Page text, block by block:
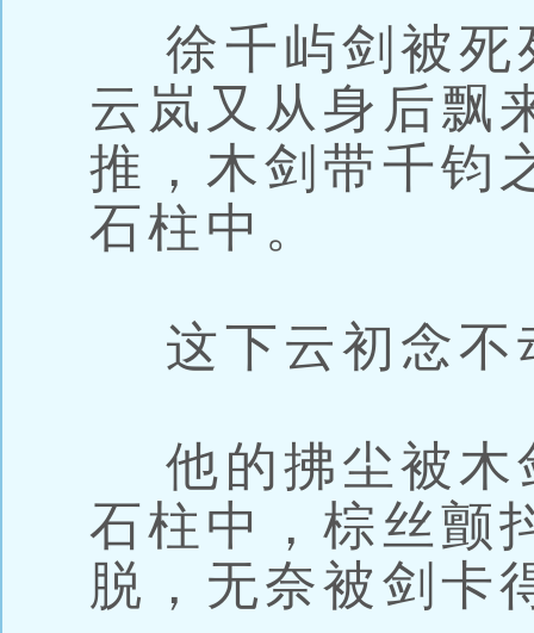
徐千屿剑被死
云岚又从身后飘
推，木剑带千钧
石柱中。
这下云初念不
他的拂尘被木
石柱中，棕丝颤
脱，无奈被剑卡